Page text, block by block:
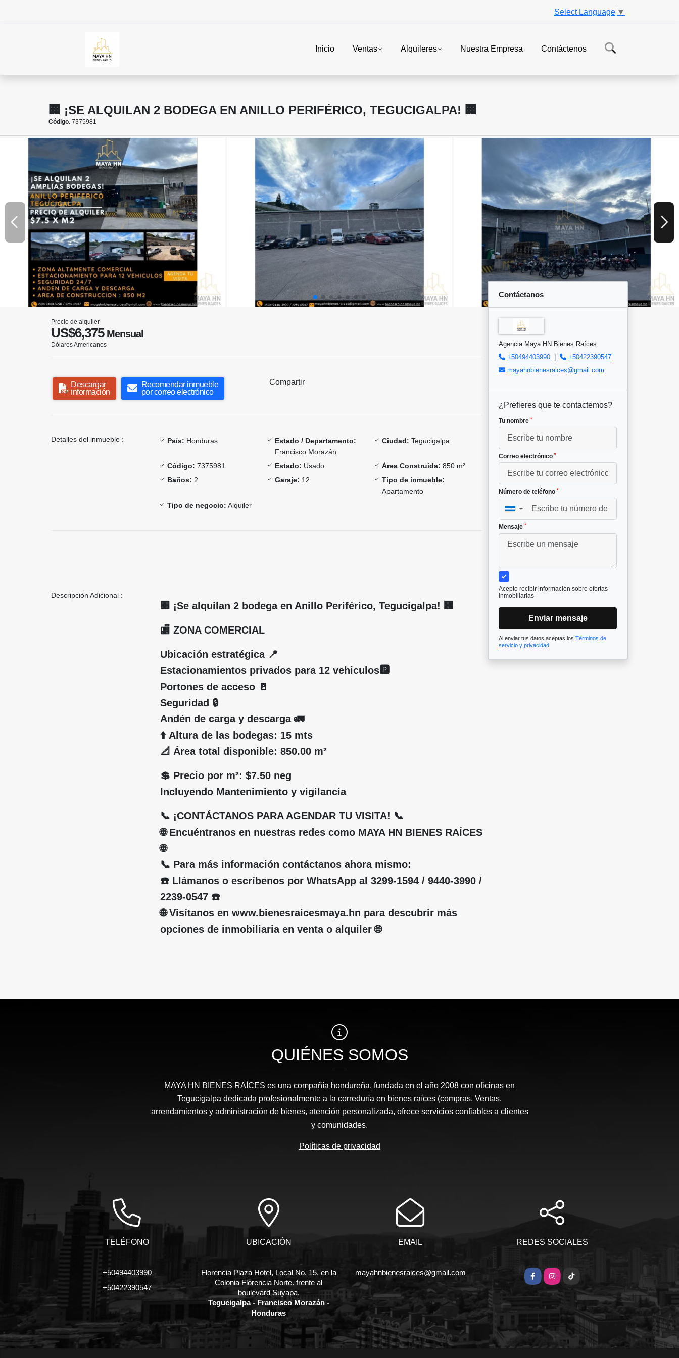
Select Language ▼
Inicio Ventas Alquileres Nuestra Empresa Contáctenos
🏢 ¡SE ALQUILAN 2 BODEGA EN ANILLO PERIFÉRICO, TEGUCIGALPA! 🏢
Código. 7375981
Precio de alquiler
US$6,375Mensual
Dólares Americanos
Descargar
información
Recomendar inmueble
por correo electrónico
Compartir
Detalles del inmueble : País: Honduras
Estado / Departamento:
Francisco Morazán
Ciudad: Tegucigalpa
Código: 7375981 Estado: Usado Área Construida: 850 m²
Baños: 2 Garaje: 12
Tipo de inmueble:
Apartamento
Tipo de negocio: Alquiler
Descripción Adicional :
🏢 ¡Se alquilan 2 bodega en Anillo Periférico, Tegucigalpa! 🏢
🏬 ZONA COMERCIAL
Ubicación estratégica 📍
Estacionamientos privados para 12 vehiculos🅿️
Portones de acceso 🚪
Seguridad 🔒
Andén de carga y descarga 🚛
⬆️ Altura de las bodegas: 15 mts
📐 Área total disponible: 850.00 m²
💲 Precio por m²: $7.50 neg
Incluyendo Mantenimiento y vigilancia
📞 ¡CONTÁCTANOS PARA AGENDAR TU VISITA! 📞
🌐 Encuéntranos en nuestras redes como MAYA HN BIENES RAÍCES
🌐
📞 Para más información contáctanos ahora mismo:
☎️ Llámanos o escríbenos por WhatsApp al 3299-1594 / 9440-3990 /
2239-0547 ☎️
🌐 Visítanos en www.bienesraicesmaya.hn para descubrir más
opciones de inmobiliaria en venta o alquiler 🌐
Contáctanos
Agencia Maya HN Bienes Raíces
+50494403990
+50422390547
mayahnbienesraices@gmail.com
¿Prefieres que te contactemos?
Tu nombre *
Correo electrónico *
Número de teléfono *
▼
Mensaje *
Acepto recibir información sobre ofertas
inmobiliarias
Enviar mensaje
Al enviar tus datos aceptas los Términos de
servicio y privacidad
QUIÉNES SOMOS
MAYA HN BIENES RAÍCES​ es una compañía hondureña, fundada en el año 2008 con oficinas en
Tegucigalpa dedicada profesionalmente a la correduría en bienes raíces (compras, Ventas,
arrendamientos y administración de bienes, atención personalizada, ofrece servicios confiables a clientes
y comunidades.
Políticas de privacidad
TELÉFONO
+50494403990
+50422390547
UBICACIÓN
Florencia Plaza Hotel, Local No. 15, en la
Colonia Florencia Norte. frente al
boulevard Suyapa,
Tegucigalpa - Francisco Morazán -
Honduras
EMAIL
mayahnbienesraices@gmail.com
REDES SOCIALES
FacebookInstagram
TikTok